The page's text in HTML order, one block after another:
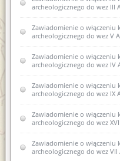
wez XVI AZP 22-66/32
Zawiadomienie o
zabytku
ewidencji zabytków
Zawiadomienie o
zabytku
Zawiadomienie o
zabytku
ewidencji zabytków
Zawiadomienie o
zabytków nowej karty
lądowego w
66/32 Biskupiec
archeologicznego do wez III
Zawiadomienie o
archeologicznego do wez V
Zawiadomienie o
archeologicznego do wez IV
Zawiadomienie o
archeologicznego do wez IX
Zawiadomienie o
archeologicznego do wez
Zawiadomienie o
archeologicznego do wez VII